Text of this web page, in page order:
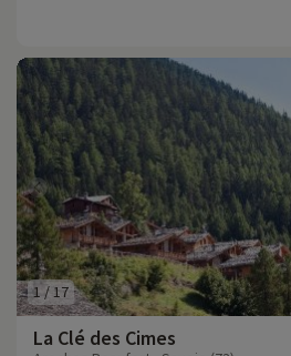
1/17
La Clé des Cimes